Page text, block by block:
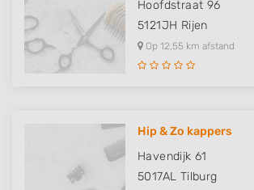
Hoofdstraat 96
5121JH Rijen
Op 12,55 km afstand
Hip & Zo kappers
Havendijk 61
5017AL Tilburg